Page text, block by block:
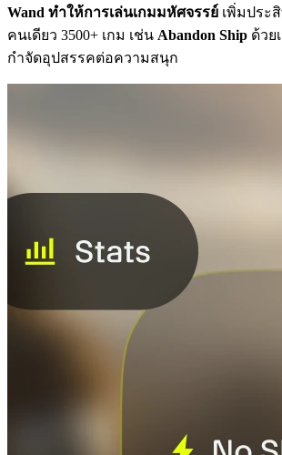
Wand ทำให้การเล่นเกมมหัศจรรย์ เพิ่มประ
คนเดียว 3500+ เกม เช่น Abandon Ship ด้วย
กำจัดอุปสรรคต่อความสนุก